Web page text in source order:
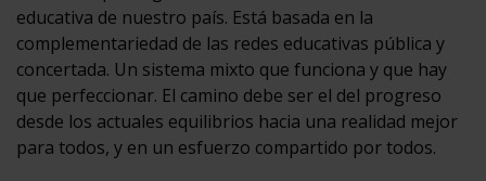
educativa de nuestro país. Está basada en la
complementariedad de las redes educativas pública y
concertada. Un sistema mixto que funciona y que hay
que perfeccionar. El camino debe ser el del progreso
desde los actuales equilibrios hacia una realidad mejor
para todos, y en un esfuerzo compartido por todos.